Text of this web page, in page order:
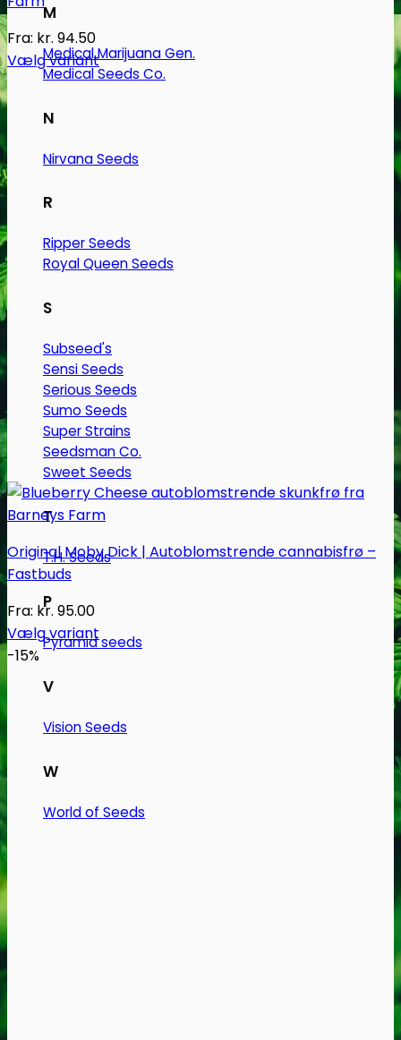
M
Medical Marijuana Gen.
Medical Seeds Co.
N
Nirvana Seeds
R
Ripper Seeds
Royal Queen Seeds
S
Subseed's
Sensi Seeds
Serious Seeds
Sumo Seeds
Super Strains
Seedsman Co.
Sweet Seeds
T
T.H. Seeds
P
Pyramid seeds
V
Vision Seeds
W
World of Seeds
Fra: kr. 94.50
Vælg variant
Dette
vare
flere
varianter.
Mulighederne
vælges
på
varesiden
Original Moby Dick | Autoblomstrende cannabisfrø –
Fastbuds
Fra: kr. 95.00
Vælg variant
Dette
vare
flere
varianter.
Mulighederne
kan
vælges
varesiden
-15%